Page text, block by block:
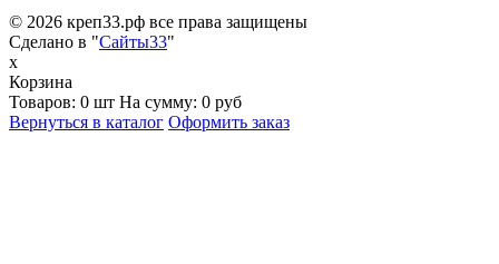
© 2026 креп33.рф все права защищены
Сделано в "Сайты33"
x
Корзина
Товаров: 0 шт На сумму: 0 руб
Вернуться в каталог Оформить заказ